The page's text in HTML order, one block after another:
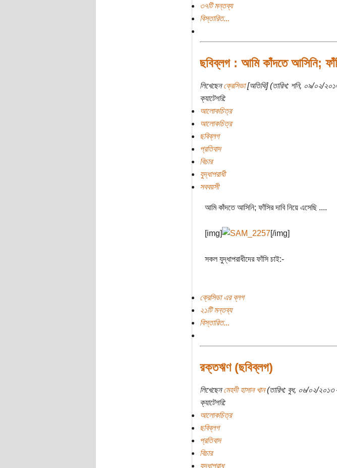
৩৭টি মন্তব্য
বিস্তারিত...
ছবিব্লগ : আমি কাঁদতে আসিনি;
লিখেছেনক্রেসিডা[অতিথি] (তারিখ: শনি, ০৯/০২/
ক্যাটেগরি:
আলোকচিত্র
আলোকচিত্র
ছবিব্লগ
প্রতিবাদ
বিচার
যুদ্ধাপরাধী
সববয়সী
আমি কাঁদতে আসিনি; ফাঁসির দাবি নিয়ে এসেছি ....
[img] [/img]
সকল যুদ্ধাপরাধীদের ফাঁসি চাই:-
ক্রেসিডা এর ব্লগ
২১টি মন্তব্য
বিস্তারিত...
রক্তঋণ (ছবিব্লগ)
লিখেছেনমেহদী হাসান খান(তারিখ: বুধ, ০৬/০২/২০১৩ -
ক্যাটেগরি:
আলোকচিত্র
ছবিব্লগ
প্রতিবাদ
বিচার
যুদ্ধাপরাধ